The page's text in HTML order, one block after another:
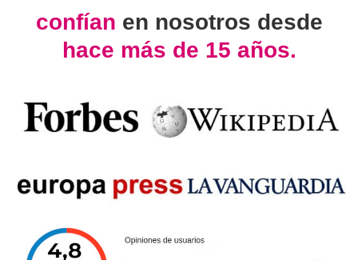
confían en nosotros desde
hace más de 15 años.